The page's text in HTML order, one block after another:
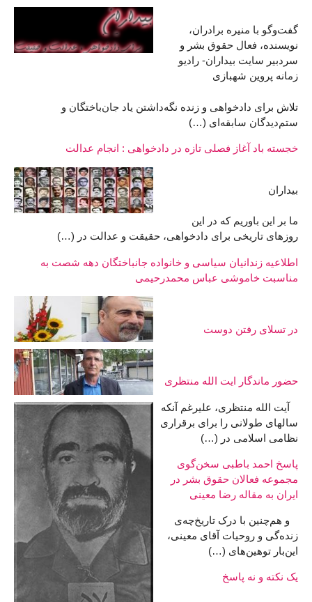
گفت‌وگو با منیره برادران،
نویسنده، فعال حقوق بشر و
سردبیر سایت بیداران- رادیو
زمانه پروین شهبازی
تلاش برای دادخواهی و زنده نگه‌داشتن یاد جان‌باختگان و
ستم‌دیدگان سابقه‌ای (…)
خجسته باد آغاز فصلی تازه در دادخواهی : انجام عدالت
بیداران
ما بر این باوریم که در این
روزهای تاریخی برای دادخواهی، حقیقت و عدالت در (…)
اطلاعیه زندانیان سیاسی و خانواده جانباختگان دهه شصت به
مناسبت خاموشی عباس محمدرحیمی
در تسلای رفتن دوست
حضور ماندگار ایت الله منتظری
آیت الله منتظری، علیرغم آنکه
سالهای طولانی را برای برقراری
نظامی اسلامی در (…)
پاسخ احمد باطبی سخن‌گوی
مجموعه فعالان حقوق بشر در
ایران به مقاله رضا معینی
و هم‌چنین با درک تاریخ‌چه‌ی
زنده‌گی و روحیات آقای معینی،
این‌بار توهین‌های (…)
یک نکته و نه پاسخ